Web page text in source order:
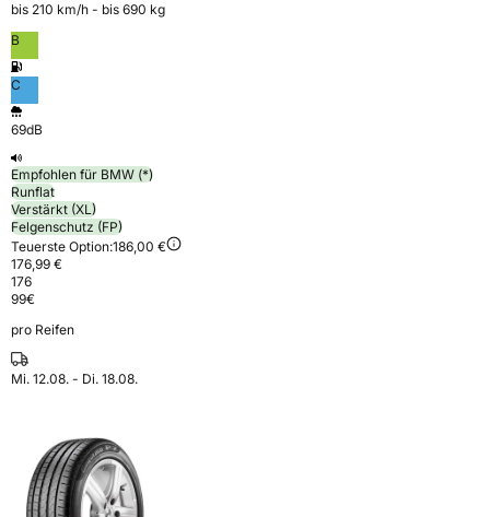
bis 210 km⁠/⁠h - bis 690 kg
B
C
69dB
Empfohlen für BMW (*)
Runflat
Verstärkt (XL)
Felgenschutz (FP)
Teuerste Option:186,00 €
176,99 €
176
99€
pro Reifen
Mi. 12.08. - Di. 18.08.